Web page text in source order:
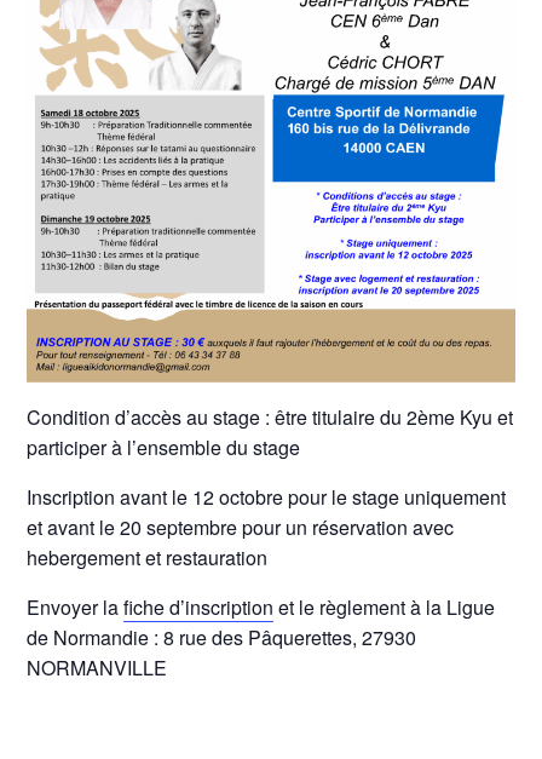
Condition d’accès au stage : être titulaire du 2ème Kyu et
participer à l’ensemble du stage
Inscription avant le 12 octobre pour le stage uniquement
et avant le 20 septembre pour un réservation avec
hebergement et restauration
Envoyer lafiche d’inscription et le règlement à la Ligue
de Normandie : 8 rue des Pâquerettes, 27930
NORMANVILLE